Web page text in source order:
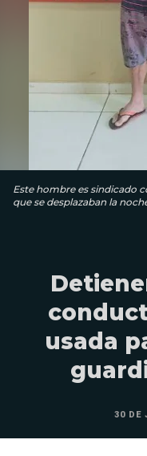
Este hombre es sindicado
que se desplazaban la
usada
30 DE